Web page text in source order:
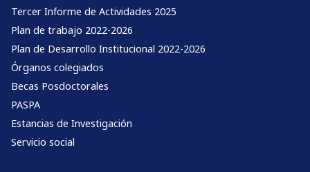
Tercer Informe de Actividades 2025
Plan de trabajo 2022-2026
Plan de Desarrollo Institucional 2022-2026
Órganos colegiados
Becas Posdoctorales
PASPA
Estancias de Investigación
Servicio social